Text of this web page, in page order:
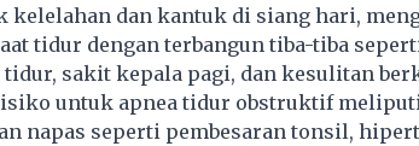
kelelahan dan kantuk di siang hari,
tidur dengan terbangun tiba-tiba
sakit kepala pagi, dan kesulitan
untuk apnea tidur obstruktif meliputi
napas seperti pembesaran tonsil,